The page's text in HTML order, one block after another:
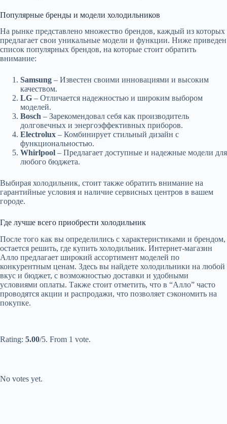
Популярные бренды и модели холодильников
На рынке представлено множество брендов, каждый из которых
предлагает свои уникальные модели и функции. Ниже приведен
список популярных брендов, на которые стоит обратить
внимание:
Samsung – Известен своими инновациями и высоким
качеством.
LG – Отличается надежностью и широким выбором
моделей.
Bosch – Зарекомендовал себя как производитель
долговечных и энергоэффективных приборов.
Electrolux – Комбинирует стильный дизайн с
функциональностью.
Whirlpool – Предлагает доступные и надежные модели для
любого бюджета.
Выбирая холодильник, стоит также обратить внимание на
гарантийные условия и наличие сервисных центров в вашем
городе.
Где лучше всего приобрести холодильник
После того как вы определились с характеристиками и брендом,
остается решить, где купить холодильник. Интернет-магазин
Алло предлагает широкий ассортимент моделей по
конкурентным ценам. Здесь вы найдете холодильники на любой
вкус и бюджет, с возможностью доставки и удобными
условиями оплаты. Также стоит отметить, что в “Алло” часто
проводятся акции и распродажи, что позволяет сэкономить на
покупке.
Rating: 5.00/5. From 1 vote.
No votes yet.